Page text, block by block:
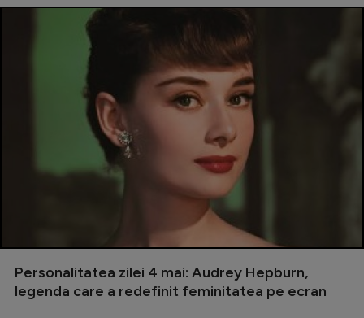
Personalitatea zilei 4 mai: Audrey Hepburn,
legenda care a redefinit feminitatea pe ecran